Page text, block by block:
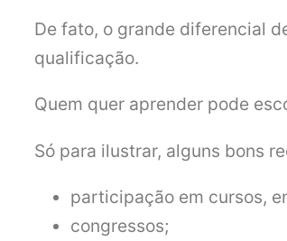
De fato, o grande diferencial
qualificação.
Quem quer aprender pode
Só para ilustrar, alguns bons
participação em cursos,
congressos;